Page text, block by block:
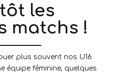
les
matchs !
plus souvent nos U16
équipe féminine, quelques